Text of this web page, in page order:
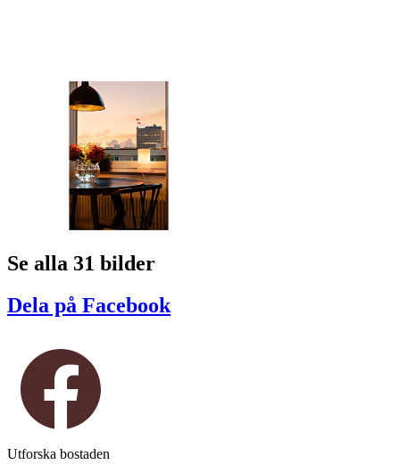
Se alla 31 bilder
Dela på Facebook
Utforska bostaden